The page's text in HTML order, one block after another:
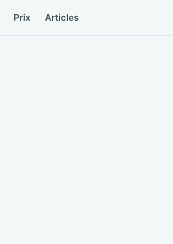
Prix Articles